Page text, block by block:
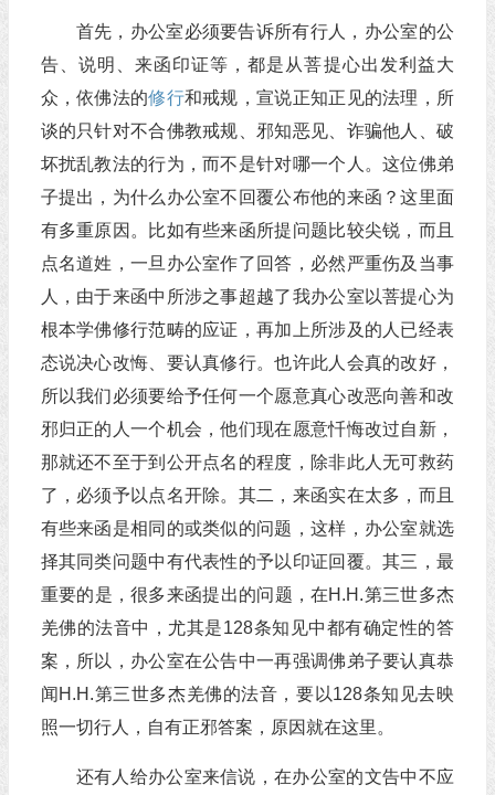
首先，办公室必须要告诉所有行人，办公室的公
告、说明、来函印证等，都是从菩提心出发利益大
众，依佛法的修行和戒规，宣说正知正见的法理，所
谈的只针对不合佛教戒规、邪知恶见、诈骗他人、破
坏扰乱教法的行为，而不是针对哪一个人。这位佛弟
子提出，为什么办公室不回覆公布他的来函？这里面
有多重原因。比如有些来函所提问题比较尖锐，而且
点名道姓，一旦办公室作了回答，必然严重伤及当事
人，由于来函中所涉之事超越了我办公室以菩提心为
根本学佛修行范畴的应证，再加上所涉及的人已经表
态说决心改悔、要认真修行。也许此人会真的改好，
所以我们必须要给予任何一个愿意真心改恶向善和改
邪归正的人一个机会，他们现在愿意忏悔改过自新，
那就还不至于到公开点名的程度，除非此人无可救药
了，必须予以点名开除。其二，来函实在太多，而且
有些来函是相同的或类似的问题，这样，办公室就选
择其同类问题中有代表性的予以印证回覆。其三，最
重要的是，很多来函提出的问题，在H.H.第三世多杰
羌佛的法音中，尤其是128条知见中都有确定性的答
案，所以，办公室在公告中一再强调佛弟子要认真恭
闻H.H.第三世多杰羌佛的法音，要以128条知见去映
照一切行人，自有正邪答案，原因就在这里。
还有人给办公室来信说，在办公室的文告中不应